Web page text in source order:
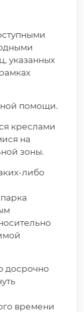
указанных
помощи.
креслами
на
зоны.
либо
досрочно
времени